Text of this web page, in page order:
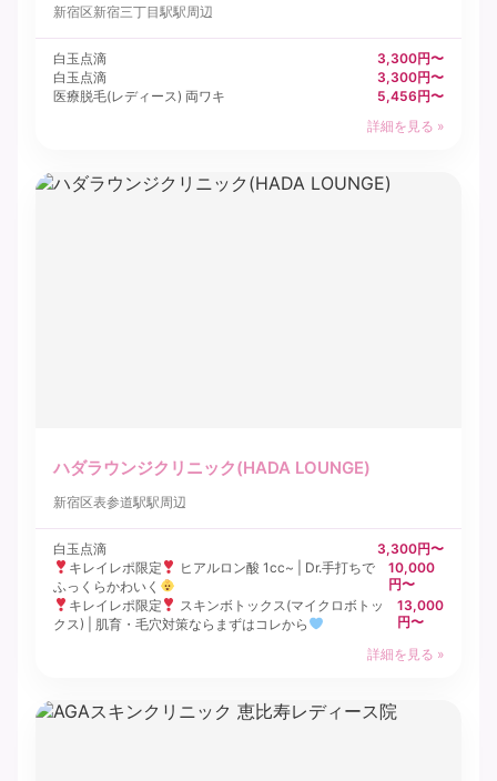
新宿区新宿三丁目駅駅周辺
白玉点滴
3,300円〜
白玉点滴
3,300円〜
医療脱毛(レディース) 両ワキ
5,456円〜
詳細を見る »
ハダラウンジクリニック(HADA LOUNGE)
新宿区表参道駅駅周辺
白玉点滴
3,300円〜
キレイレポ限定
ヒアルロン酸 1cc~ | Dr.手打ちで
ふっくらかわいく
10,000
円〜
キレイレポ限定
スキンボトックス(マイクロボトッ
クス) | 肌育・毛穴対策ならまずはコレから
13,000
円〜
詳細を見る »